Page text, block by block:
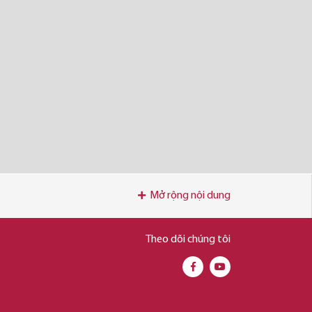
Mở rộng nội dung
Theo dõi chúng tôi